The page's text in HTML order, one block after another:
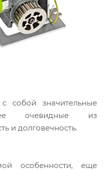
собой значительные
очевидные из
и долговечность.
особенности, еще